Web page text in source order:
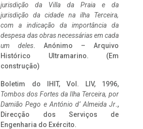
jurisdição da Villa da Praia e da
jurisdição da cidade na ilha Terceira,
com a indicação da importância da
despesa das obras necessárias em cada
um deles. Anónimo – Arquivo
Histórico Ultramarino. (Em
construção)
Boletim do IHIT, Vol. LIV, 1996,
Tombos dos Fortes da Ilha Terceira, por
Damião Pego e António d’ Almeida Jr.,
Direcção dos Serviços de
Engenharia do Exército.